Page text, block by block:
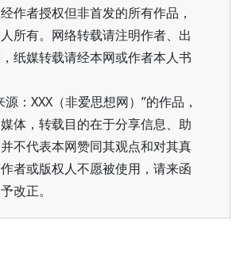
作者授权但非首发的所有作品，
所有。网络转载请注明作者、出
纸媒转载请经本网或作者本人书
源：XXX（非爱思想网）”的作品，
体，转载目的在于分享信息、助
不代表本网赞同其观点和对其真
者或版权人不愿被使用，请来函
改正。